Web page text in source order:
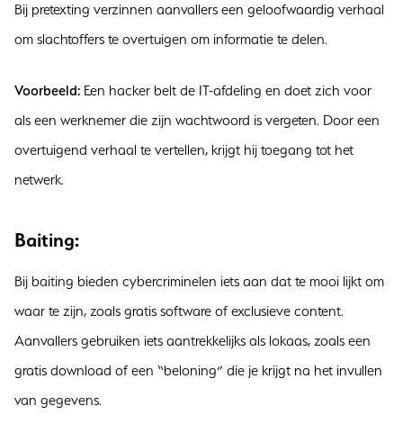
Bij pretexting verzinnen aanvallers een geloofwaardig verhaal
om slachtoffers te overtuigen om informatie te delen.
Voorbeeld: Een hacker belt de IT-afdeling en doet zich voor
als een werknemer die zijn wachtwoord is vergeten. Door een
overtuigend verhaal te vertellen, krijgt hij toegang tot het
netwerk.
Baiting:
Bij baiting bieden cybercriminelen iets aan dat te mooi lijkt om
waar te zijn, zoals gratis software of exclusieve content.
Aanvallers gebruiken iets aantrekkelijks als lokaas, zoals een
gratis download of een “beloning” die je krijgt na het invullen
van gegevens.